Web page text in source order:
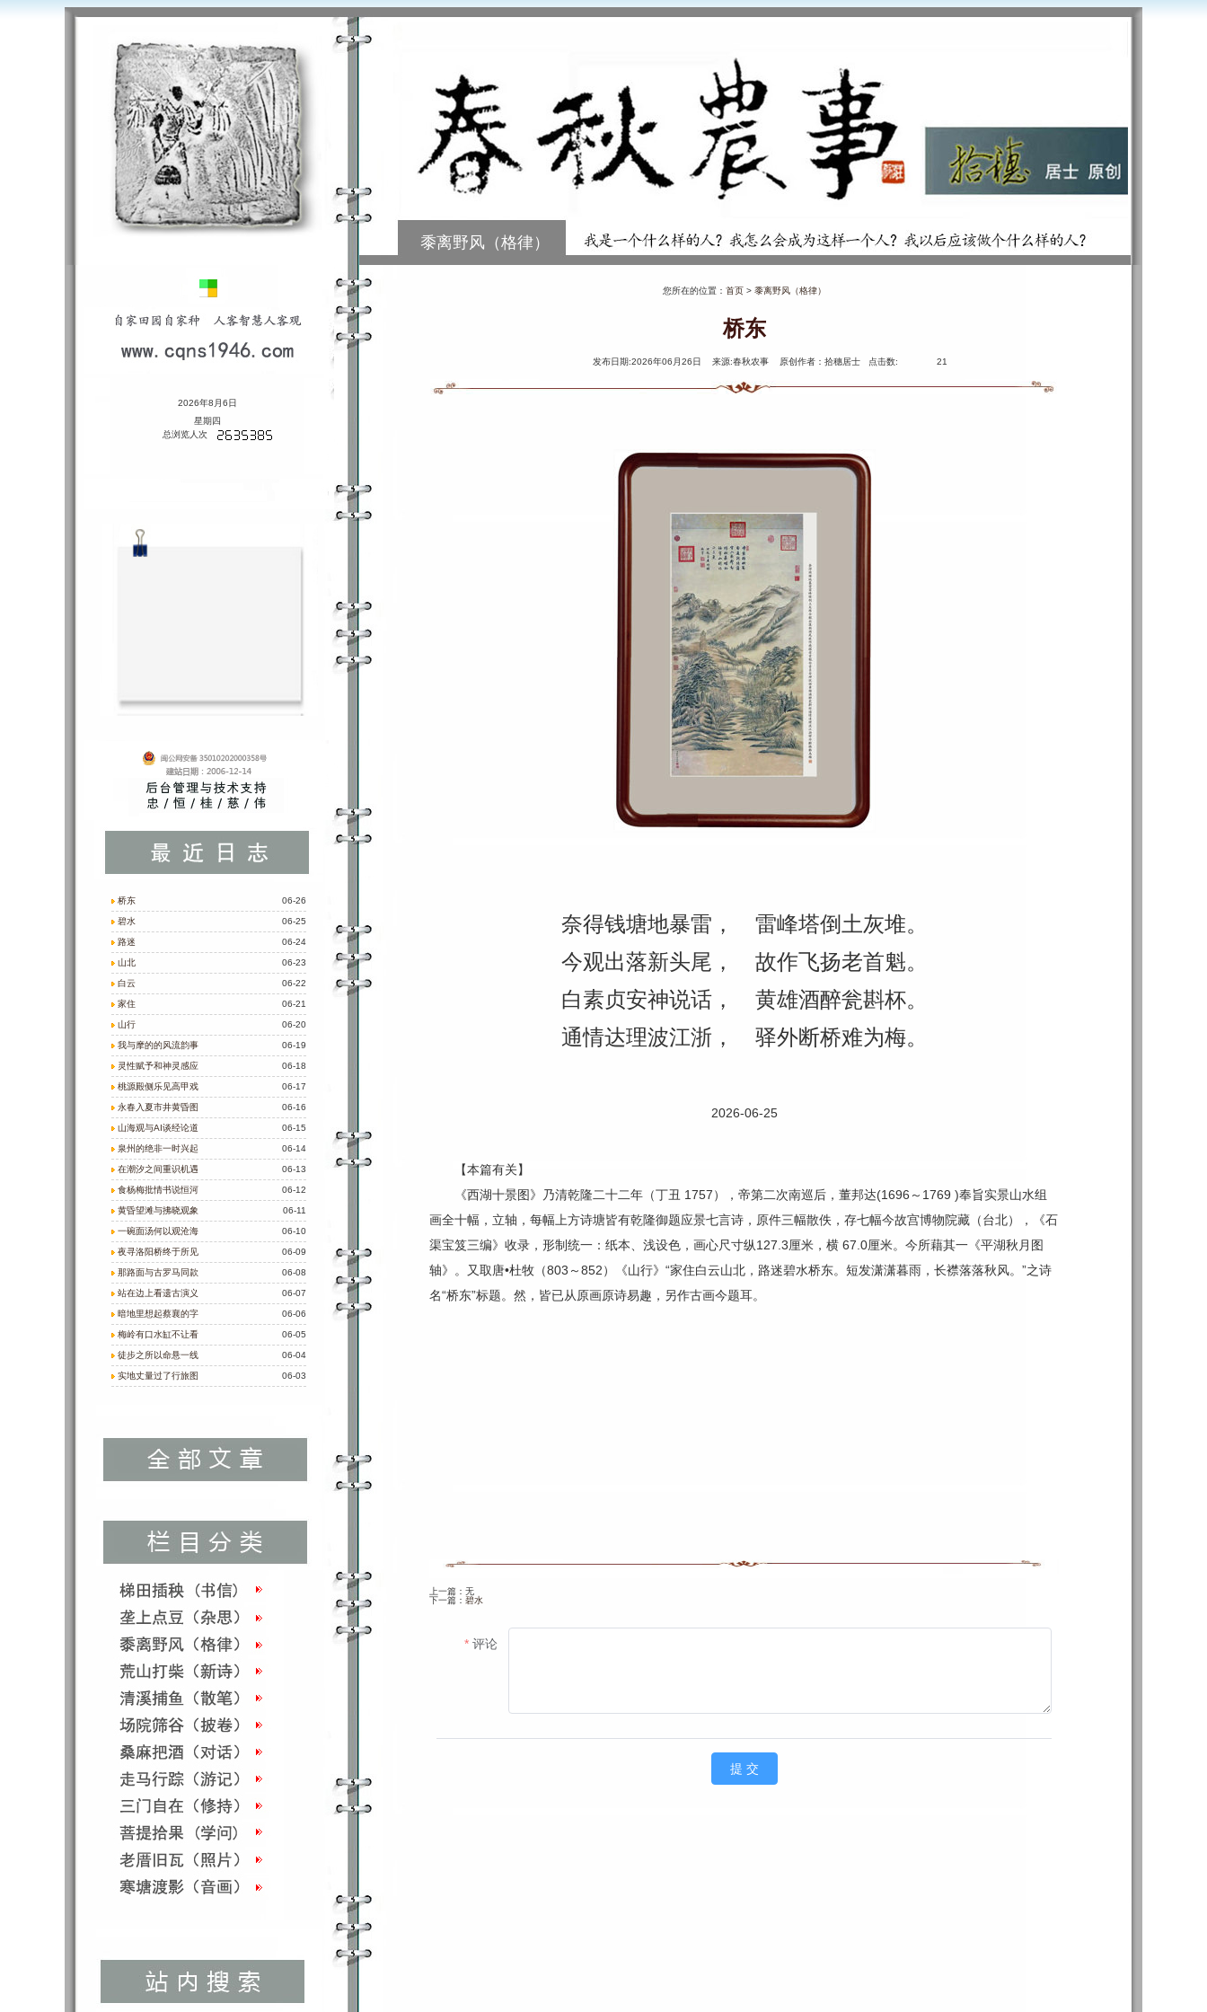
黍离野风（格律）
2026年8月6日
星期四
总浏览人次
06-26
桥东
06-25
碧水
06-24
路迷
06-23
山北
06-22
白云
06-21
家住
06-20
山行
06-19
我与摩的的风流韵事
06-18
灵性赋予和神灵感应
06-17
桃源殿侧乐见高甲戏
06-16
永春入夏市井黄昏图
06-15
山海观与AI谈经论道
06-14
泉州的绝非一时兴起
06-13
在潮汐之间重识机遇
06-12
食杨梅批情书说恒河
06-11
黄昏望滩与拂晓观象
06-10
一碗面汤何以观沧海
06-09
夜寻洛阳桥终于所见
06-08
那路面与古罗马同款
06-07
站在边上看遗古演义
06-06
暗地里想起蔡襄的字
06-05
梅岭有口水缸不让看
06-04
徒步之所以命悬一线
06-03
实地丈量过了行旅图
您所在的位置： 首页 > 黍离野风（格律）
桥东
发布日期:2026年06月26日 来源:春秋农事 原创作者：拾穗居士 点击数: 21
奈得钱塘地暴雷， 雷峰塔倒土灰堆。
今观出落新头尾， 故作飞扬老首魁。
白素贞安神说话， 黄雄酒醉瓮斟杯。
通情达理波江浙， 驿外断桥难为梅。
2026-06-25
【本篇有关】
《西湖十景图》乃清乾隆二十二年（丁丑 1757），帝第二次南巡后，董邦达(1696～1769 )奉旨实景山水组
画全十幅，立轴，每幅上方诗塘皆有乾隆御题应景七言诗，原件三幅散佚，存七幅今故宫博物院藏（台北），《石
渠宝笈三编》收录，形制统一：纸本、浅设色，画心尺寸纵127.3厘米，横 67.0厘米。今所藉其一《平湖秋月图
轴》。又取唐•杜牧（803～852）《山行》“家住白云山北，路迷碧水桥东。短发潇潇暮雨，长襟落落秋风。”之诗
名“桥东”标题。然，皆已从原画原诗易趣，另作古画今题耳。
上一篇：无
下一篇： 碧水